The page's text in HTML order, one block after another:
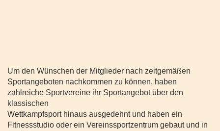
Um den Wünschen der Mitglieder nach zeitgemäßen
Sportangeboten nachkommen zu können, haben
zahlreiche Sportvereine ihr Sportangebot über den
klassischen
Wettkampfsport hinaus ausgedehnt und haben ein
Fitnessstudio oder ein Vereinssportzentrum gebaut und in